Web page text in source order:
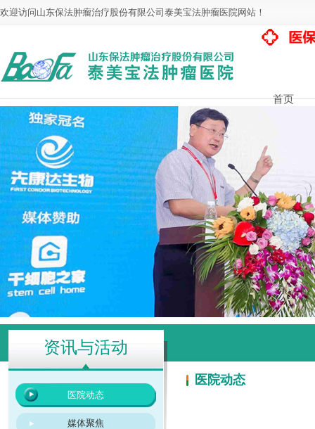
欢迎访问山东保法肿瘤治疗股份有限公司泰美宝法肿瘤医院网站！
首页
资讯与活动
医院动态
媒体聚焦
医院动态